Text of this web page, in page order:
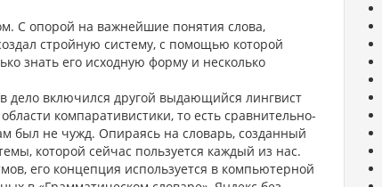
С опорой на важнейшие понятия слова,
стройную систему, с помощью которой
знать его исходную форму и несколько
дело включился другой выдающийся лингвист
компаративистики, то есть сравнительно-
был не чужд. Опираясь на словарь, созданный
которой сейчас пользуется каждый из нас.
его концепция используется в компьютерной